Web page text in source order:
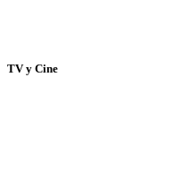
TV y Cine